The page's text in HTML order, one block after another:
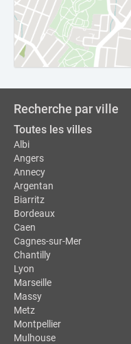
Recherche par ville
Toutes les villes
Albi
Angers
Annecy
Argentan
Biarritz
Bordeaux
Caen
Cagnes-sur-Mer
Chantilly
Lyon
Marseille
Massy
Metz
Montpellier
Mulhouse